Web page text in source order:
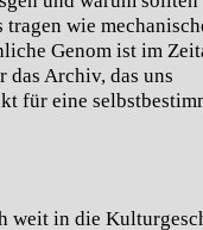
wie
Genom ist im
Archiv, das uns
für eine
weit in die